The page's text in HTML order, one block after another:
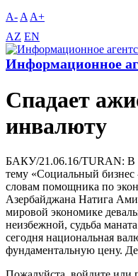
A- A A+
AZ EN
Информационное
Спадает
инвалюту
БАКУ/21.06.16/TURAN: В
тему «Социальный
словам помощника по
Азербайджана Натига
мировой экономике
неизбежной, судьба
сегодня национальная
фундаментальную цену.